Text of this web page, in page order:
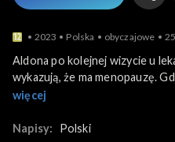
2023 Polska obyczajowe
Aldona po kolejnej wizycie u
wykazują, że ma menopauzę.
swoich problemów Reginie,
sukces po artykule o
więcej
Napisy: Polski